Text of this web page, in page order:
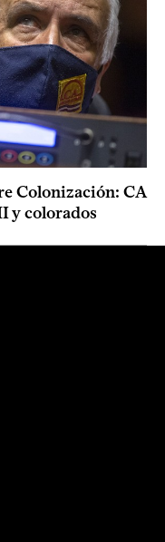
Colonización: CA
y colorados